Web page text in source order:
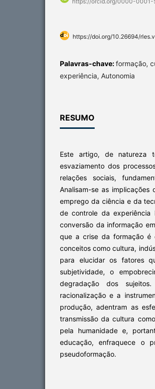
https://doi.org/10.26694/
Palavras-chave:formação,
experiência, Autonomia
RESUMO
Este artigo, de natureza
esvaziamento dos
relações sociais,
Analisam-se as
emprego da ciência e da
de controle da experiência
conversão da informação
que a crise da formação é
conceitos como cultura,
para elucidar os fatores
subjetividade, o
degradação dos
racionalização e a
produção, adentram as
transmissão da cultura
pela humanidade e,
educação, enfraquece o
pseudoformação.